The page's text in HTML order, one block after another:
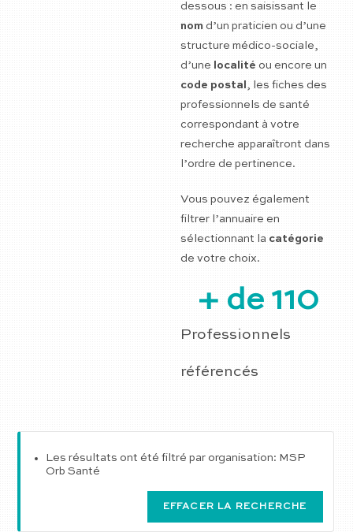
dessous : en saisissant le
nom d’un praticien ou d’une
structure médico-sociale,
d’une
localité ou encore un
code postal , les fiches des
professionnels de santé
correspondant à votre
recherche apparaîtront dans
l’ordre de pertinence.
Vous pouvez également
filtrer l’annuaire en
sélectionnant la catégorie
de votre choix.
Professionnels
référencés
+ de 110
Les résultats ont été filtré par organisation: MSP
Orb Santé
EFFACER LA RECHERCHE